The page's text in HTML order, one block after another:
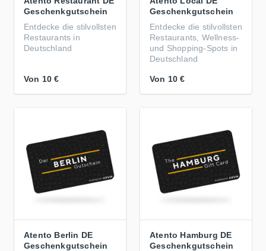
Geschenkgutschein
Entdecke die stilvollsten
Restaurants in
Deutschland
Von 10 €
Geschenkgutschein
Entdecke die stilvollsten
Restaurants, Wellness-
und Shopping-Spots in
Deutschland
Von 10 €
Atento Berlin DE
Geschenkgutschein
Atento Hamburg DE
Geschenkgutschein